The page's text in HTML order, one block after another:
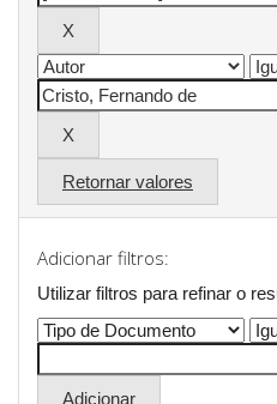
Retornar valores
Adicionar filtros:
Utilizar filtros para refinar o